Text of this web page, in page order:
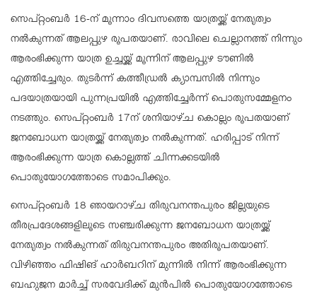
സെപ്റ്റംബർ 16-ന് മൂന്നാം ദിവസത്തെ യാത്രയ്ക്ക് നേതൃത്വം
നൽകുന്നത് ആലപ്പുഴ രൂപതയാണ്. രാവിലെ ചെല്ലാനത്ത് നിന്നും
ആരംഭിക്കുന്ന യാത്ര ഉച്ചയ്ക്ക് മൂന്നിന് ആലപ്പുഴ ടൗണിൽ
എത്തിച്ചേരും. തുടർന്ന് കത്തീഡ്രൽ ക്യാമ്പസിൽ നിന്നും
പദയാത്രയായി പുന്നപ്രയിൽ എത്തിച്ചേർന്ന് പൊതുസമ്മേളനം
നടത്തും. സെപ്റ്റംബർ 17ന് ശനിയാഴ്ച കൊല്ലം രൂപതയാണ്
ജനബോധന യാത്രയ്ക്ക് നേതൃത്വം നൽകുന്നത്. ഹരിപ്പാട് നിന്ന്
ആരംഭിക്കുന്ന യാത്ര കൊല്ലത്ത് ചിന്നക്കടയിൽ
പൊതുയോഗത്തോടെ സമാപിക്കും.
സെപ്റ്റംബർ 18 ഞായറാഴ്ച തിരുവനന്തപുരം ജില്ലയുടെ
തീരപ്രദേശങ്ങളിലൂടെ സഞ്ചരിക്കുന്ന ജനബോധന യാത്രയ്ക്ക്
നേതൃത്വം നൽകുന്നത് തിരുവനന്തപുരം അതിരൂപതയാണ്.
വിഴിഞ്ഞം ഫിഷിങ് ഹാർബറിന് മുന്നിൽ നിന്ന് ആരംഭിക്കുന്ന
ബഹുജന മാർച്ച് സരവേദിക്ക് മുൻപിൽ പൊതുയോഗത്തോടെ